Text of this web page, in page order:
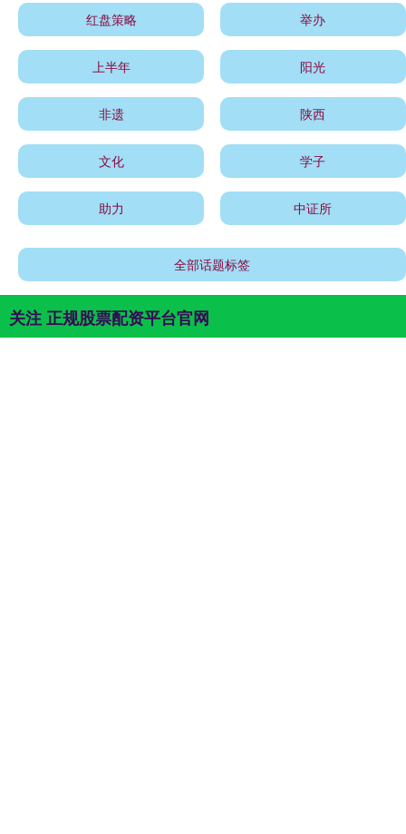
红盘策略 举办
上半年 阳光
非遗 陕西
文化 学子
助力 中证所
全部话题标签
关注 正规股票配资平台官网